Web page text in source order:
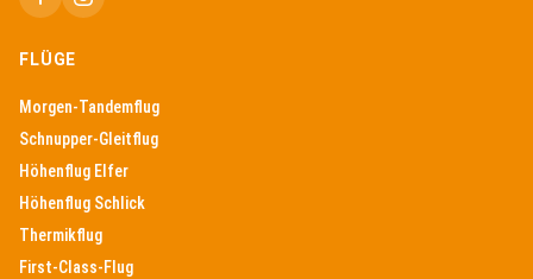
FLÜGE
Morgen-Tandemflug
Schnupper-Gleitflug
Höhenflug Elfer
Höhenflug Schlick
Thermikflug
First-Class-Flug